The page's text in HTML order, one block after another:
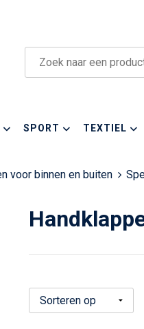
SPORT TEXTIEL
voor binnen en buiten